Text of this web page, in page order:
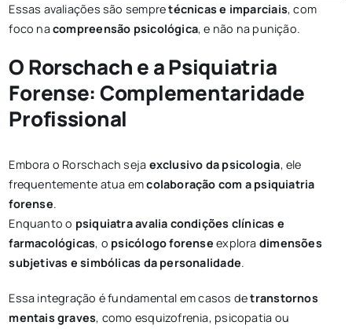
Essas avaliações são sempretécnicas e imparciais, com
foco nacompreensão psicológica, e não na punição.
O Rorschach e a Psiquiatria
Forense: Complementaridade
Profissional
Embora o Rorschach seja exclusivo da psicologia, ele
frequentemente atua emcolaboração com a psiquiatria
forense.
Enquanto o psiquiatra avalia condições clínicas e
farmacológicas, o psicólogo forense explora dimensões
subjetivas e simbólicas da personalidade.
Essa integração é fundamental em casos detranstornos
mentais graves, como esquizofrenia, psicopatia ou